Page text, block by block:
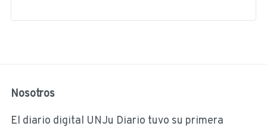
Nosotros
El diario digital UNJu Diario tuvo su primera